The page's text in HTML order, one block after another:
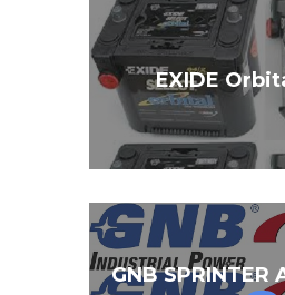
EXIDE
GNB SPRINTER